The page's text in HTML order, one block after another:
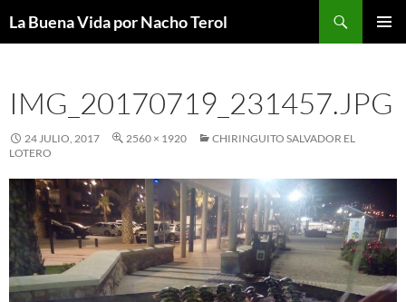
La Buena Vida por Nacho Terol
IMG_20170719_231457.JPG
24 JULIO, 2017 2560 × 1920
CHIRINGUITO SALVADOR EL
LOTERO